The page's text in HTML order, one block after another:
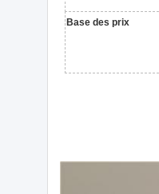
Base des prix